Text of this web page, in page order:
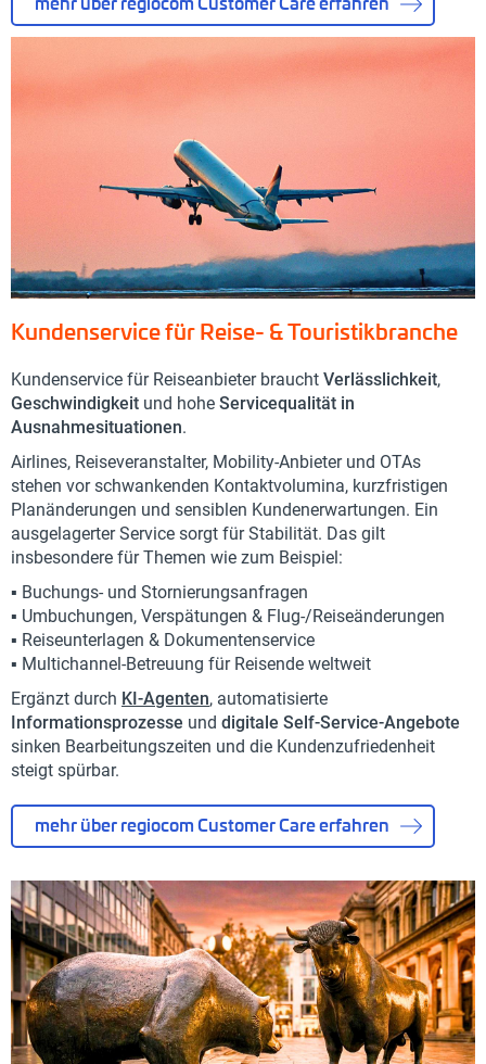
Kundenservice für Reise- & Touristikbranche
Kundenservice für Reiseanbieter braucht Verlässlichkeit,
Geschwindigkeit und hohe Servicequalität in
Ausnahmesituationen.
Airlines, Reiseveranstalter, Mobility-Anbieter und OTAs
stehen vor schwankenden Kontaktvolumina, kurzfristigen
Planänderungen und sensiblen Kundenerwartungen. Ein
ausgelagerter Service sorgt für Stabilität. Das gilt
insbesondere für Themen wie zum Beispiel:
▪️ Buchungs- und Stornierungsanfragen
▪️ Umbuchungen, Verspätungen & Flug-/Reiseänderungen
▪️ Reiseunterlagen & Dokumentenservice
▪️ Multichannel-Betreuung für Reisende weltweit
Ergänzt durch KI-Agenten, automatisierte
Informationsprozesse und digitale Self-Service-Angebote
sinken Bearbeitungszeiten und die Kundenzufriedenheit
steigt spürbar.
mehr über regiocom Customer Care erfahren